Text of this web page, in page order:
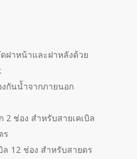
ฝาหน้าและฝาหลังด้วย
กันน้ำจากภายนอก
2 ช่อง สำหรับสายเคเบิล
ร
ล 12 ช่อง สำหรับสายดร